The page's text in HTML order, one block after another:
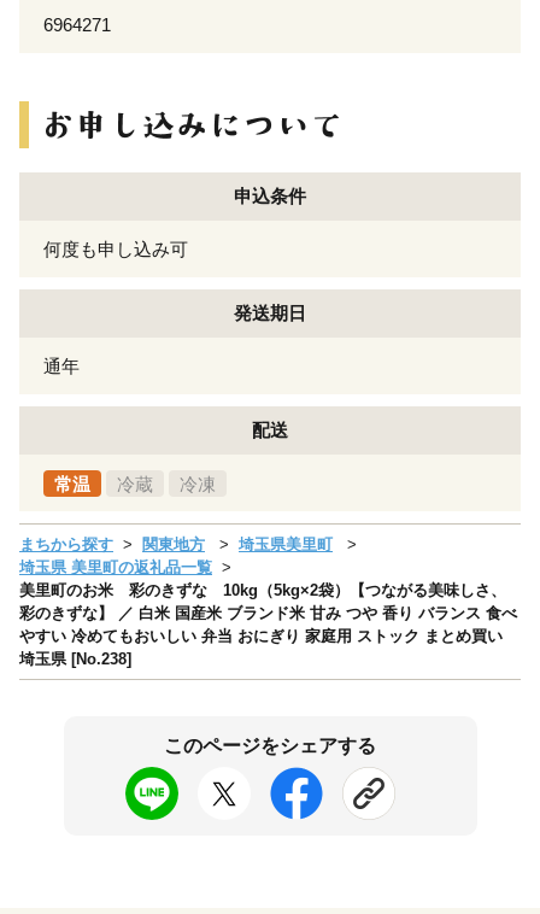
6964271
申込条件
何度も申し込み可
発送期日
通年
配送
常温 冷蔵 冷凍
まちから探す 関東地方
埼玉県美里町
埼玉県 美里町の返礼品一覧
美里町のお米 彩のきずな 10kg（5kg×2袋）【つながる美味しさ、
彩のきずな】 ／ 白米 国産米 ブランド米 甘み つや 香り バランス 食べ
やすい 冷めてもおいしい 弁当 おにぎり 家庭用 ストック まとめ買い
埼玉県 [No.238]
このページをシェアする